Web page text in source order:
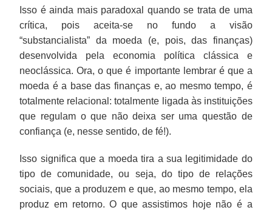
Isso é ainda mais paradoxal quando se trata de uma
crítica, pois aceita-se no fundo a visão
“substancialista” da moeda (e, pois, das finanças)
desenvolvida pela economia política clássica e
neoclássica. Ora, o que é importante lembrar é que a
moeda é a base das finanças e, ao mesmo tempo, é
totalmente relacional: totalmente ligada às instituições
que regulam o que não deixa ser uma questão de
confiança (e, nesse sentido, de fé!).
Isso significa que a moeda tira a sua legitimidade do
tipo de comunidade, ou seja, do tipo de relações
sociais, que a produzem e que, ao mesmo tempo, ela
produz em retorno. O que assistimos hoje não é a